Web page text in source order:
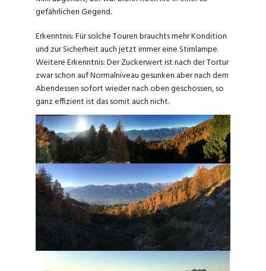
gefährlichen Gegend.
Erkenntnis: Für solche Touren brauchts mehr Kondition
und zur Sicherheit auch jetzt immer eine Stirnlampe.
Weitere Erkenntnis: Der Zuckerwert ist nach der Tortur
zwar schon auf Normalniveau gesunken aber nach dem
Abendessen sofort wieder nach oben geschossen, so
ganz effizient ist das somit auch nicht.